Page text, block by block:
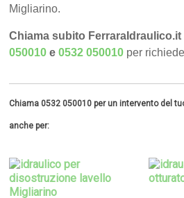
Migliarino.
Chiama subito
050010 e0532 050010 per
Chiama 0532 050010 per un intervento del
anche per: